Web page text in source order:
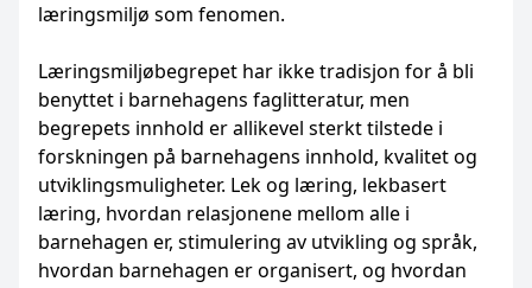
læringsmiljø som fenomen.
Læringsmiljøbegrepet har ikke tradisjon for å bli
benyttet i barnehagens faglitteratur, men
begrepets innhold er allikevel sterkt tilstede i
forskningen på barnehagens innhold, kvalitet og
utviklingsmuligheter. Lek og læring, lekbasert
læring, hvordan relasjonene mellom alle i
barnehagen er, stimulering av utvikling og språk,
hvordan barnehagen er organisert, og hvordan